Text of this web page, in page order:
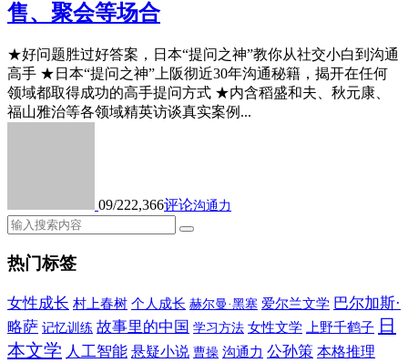
售、聚会等场合
★好问题胜过好答案，日本“提问之神”教你从社交小白到沟通
高手 ★日本“提问之神”上阪彻近30年沟通秘籍，揭开在任何
领域都取得成功的高手提问方式 ★内含稻盛和夫、秋元康、
福山雅治等各领域精英访谈真实案例...
09/222,366评论沟通力
热门标签
女性成长 村上春树 个人成长 赫尔曼·黑塞 爱尔兰文学 巴尔加斯·
略萨 记忆训练 故事里的中国 学习方法 女性文学 上野千鹤子 日
本文学 人工智能 悬疑小说 曹操 沟通力 公孙策 本格推理